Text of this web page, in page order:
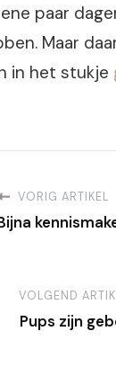
paar
Maar
in het stukje
VORIG ARTIKEL
VOLGEND
Pups zijn